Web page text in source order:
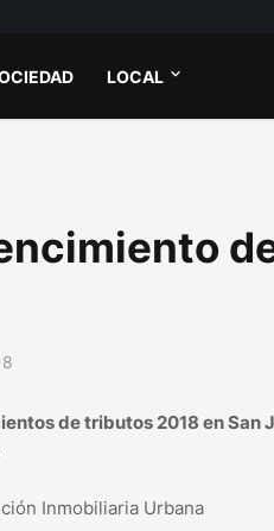
LOCAL
de tributos 2018 en San
Inmobiliaria Urbana